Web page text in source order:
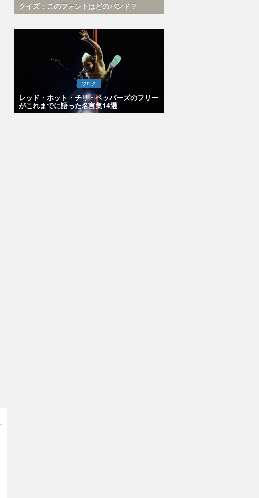
クイズ：このフォントはどのバンド？
ブログ
レッド・ホット・チリ・ペッパーズのフリー
がこれまでに語った名言集14選